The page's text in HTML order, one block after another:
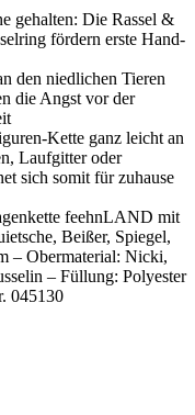
gehalten: Die Rassel &
fördern erste Hand-
den niedlichen Tieren
die Angst vor der
Kette ganz leicht an
Laufgitter oder
sich somit für zuhause
feehnLAND mit
Beißer, Spiegel,
– Obermaterial: Nicki,
– Füllung: Polyester
045130